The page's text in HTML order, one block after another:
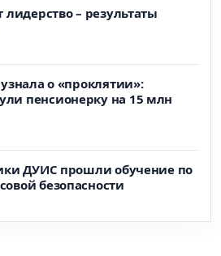
лидерство – результаты
о «проклятии»:
пенсионерку на 15 млн
ДУИС прошли обучение по
безопасности